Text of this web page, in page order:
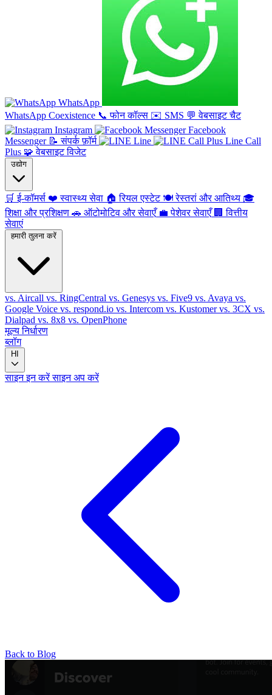
WhatsApp
WhatsApp Coexistence 📞 फोन कॉल्स ✉️ SMS 💬 वेबसाइट चैट
Instagram
Facebook
Messenger 📝 संपर्क फ़ॉर्म Line
Line Call
Plus 🧩 वेबसाइट विजेट
उद्योग
🛒 ई-कॉमर्स ❤️ स्वास्थ्य सेवा 🏠 रियल एस्टेट 🍽️ रेस्तरां और आतिथ्य 🎓
शिक्षा और प्रशिक्षण 🚗 ऑटोमोटिव और सेवाएँ 💼 पेशेवर सेवाएँ 🏢 वित्तीय
सेवाएं
हमारी तुलना करें
vs. Aircall vs. RingCentral vs. Genesys vs. Five9 vs. Avaya vs.
Google Voice vs. respond.io vs. Intercom vs. Kustomervs. 3CX vs.
Dialpad vs. 8x8 vs. OpenPhone
मूल्य निर्धारण
ब्लॉग
HI
साइन इन करेंसाइन अप करें
Back to Blog